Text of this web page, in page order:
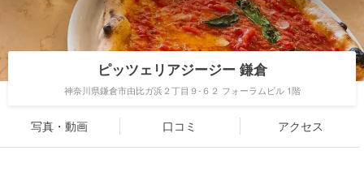
ピッツェリアジージー 鎌倉
神奈川県鎌倉市由比ガ浜２丁目９-６２ フォーラムビル 1階
写真・動画 口コミ アクセス